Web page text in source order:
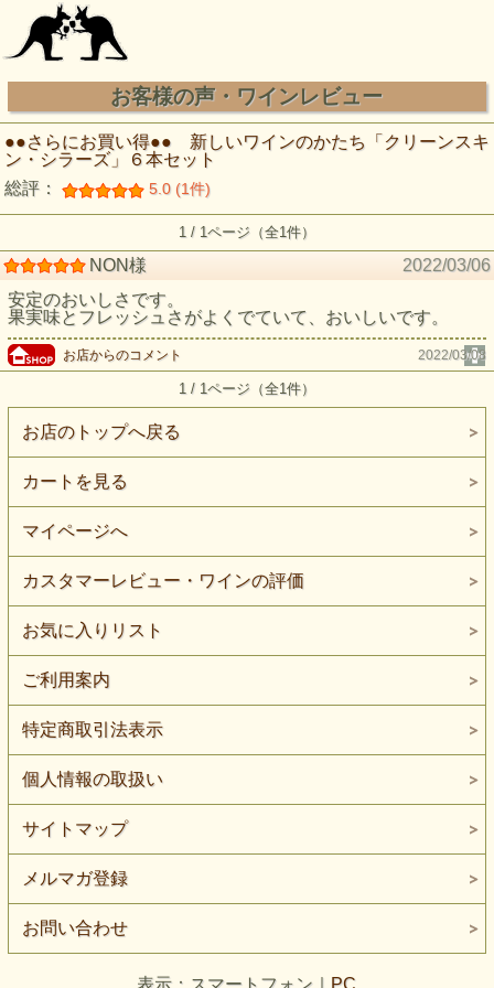
お客様の声・ワインレビュー
●●さらにお買い得●● 新しいワインのかたち「クリーンスキ
ン・シラーズ」６本セット
総評：
5.0 (1件)
1 / 1ページ（全1件）
NON様
2022/03/06
安定のおいしさです。
果実味とフレッシュさがよくでていて、おいしいです。
お店からのコメント 2022/03/08
1 / 1ページ（全1件）
お店のトップへ戻る
カートを見る
マイページへ
カスタマーレビュー・ワインの評価
お気に入りリスト
ご利用案内
特定商取引法表示
個人情報の取扱い
サイトマップ
メルマガ登録
お問い合わせ
表示：スマートフォン｜ PC